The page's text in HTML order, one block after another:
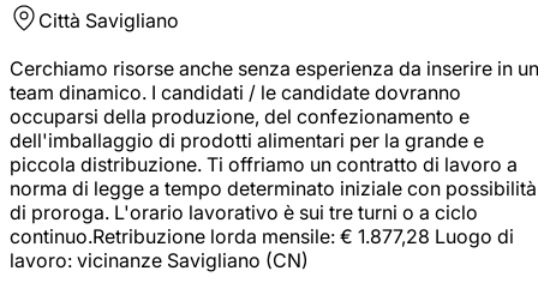
Città Savigliano
Cerchiamo risorse anche senza esperienza da inserire in un
team dinamico. I candidati / le candidate dovranno
occuparsi della produzione, del confezionamento e
dell'imballaggio di prodotti alimentari per la grande e
piccola distribuzione. Ti offriamo un contratto di lavoro a
norma di legge a tempo determinato iniziale con possibilità
di proroga. L'orario lavorativo è sui tre turni o a ciclo
continuo.Retribuzione lorda mensile: € 1.877,28 Luogo di
lavoro: vicinanze Savigliano (CN)